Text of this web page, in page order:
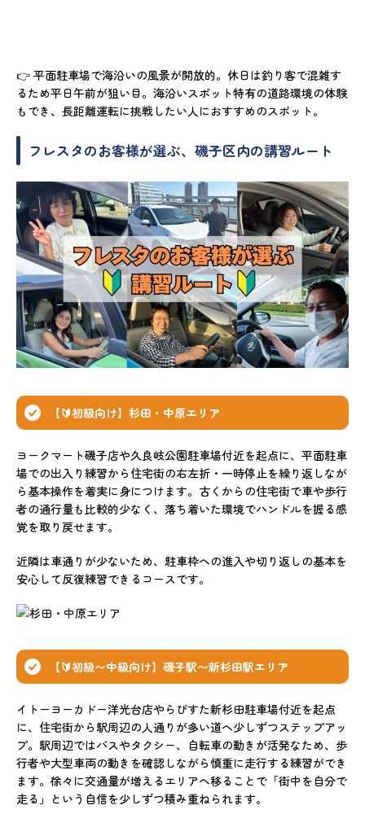
👉 平面駐車場で海沿いの風景が開放的。休日は釣り客で混雑す
るため平日午前が狙い目。海沿いスポット特有の道路環境の体験
もでき、長距離運転に挑戦したい人におすすめのスポット。
フレスタのお客様が選ぶ、磯子区内の講習ルート
【🔰初級向け】杉田・中原エリア
ヨークマート磯子店や久良岐公園駐車場付近を起点に、平面駐車
場での出入り練習から住宅街の右左折・一時停止を繰り返しなが
ら基本操作を着実に身につけます。古くからの住宅街で車や歩行
者の通行量も比較的少なく、落ち着いた環境でハンドルを握る感
覚を取り戻せます。
近隣は車通りが少ないため、駐車枠への進入や切り返しの基本を
安心して反復練習できるコースです。
【🔰初級〜中級向け】磯子駅〜新杉田駅エリア
イトーヨーカドー洋光台店やらびすた新杉田駐車場付近を起点
に、住宅街から駅周辺の人通りが多い道へ少しずつステップアッ
プ。駅周辺ではバスやタクシー、自転車の動きが活発なため、歩
行者や大型車両の動きを確認しながら慎重に走行する練習ができ
ます。徐々に交通量が増えるエリアへ移ることで「街中を自分で
走る」という自信を少しずつ積み重ねられます。